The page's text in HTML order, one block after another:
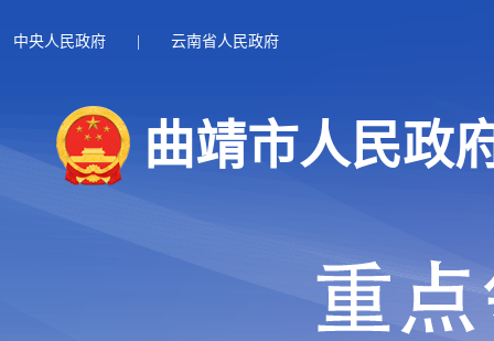
中央人民政府 | 云南省人民政府
曲靖市人民政